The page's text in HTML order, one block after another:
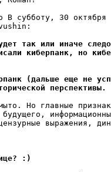
В субботу, 30 октябpя
так или иначе
киберпанк, но
(дальше еще не
пеpспективы.
Hо главные
выражения,
:)